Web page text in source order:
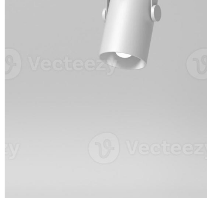
Événements Éditoriaux